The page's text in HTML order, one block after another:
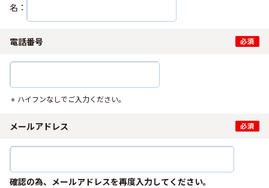
名：
電話番号
ハイフンなしでご入力ください。
メールアドレス
確認の為、メールアドレスを再度入力してください。